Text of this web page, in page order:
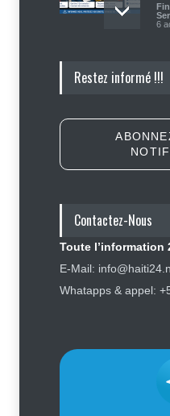
6
Restez informé !!!
Contactez-Nous
Toute l’information
E-Mail:
Whatapps & appel: